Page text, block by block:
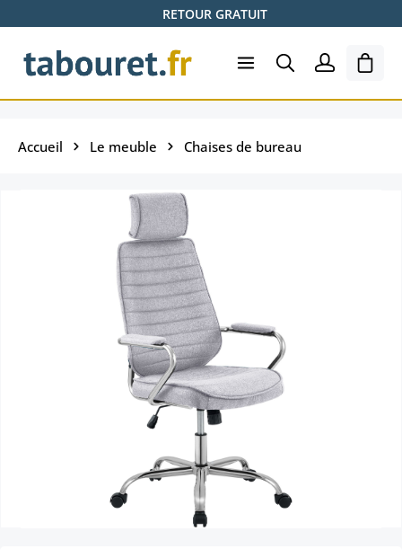
Passer au contenu principalRETOUR GRATUIT
Le
Accueil Le meuble Chaises de bureau